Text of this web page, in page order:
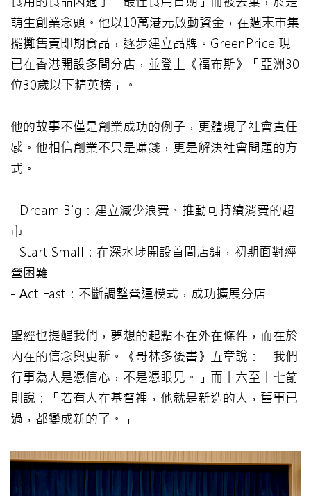
萌生創業念頭。他以10萬港元啟動資金，在週末市集
擺攤售賣即期食品，逐步建立品牌。GreenPrice 現
已在香港開設多間分店，並登上《福布斯》「亞洲30
位30歲以下精英榜」。
他的故事不僅是創業成功的例子，更體現了社會責任
感。他相信創業不只是賺錢，更是解決社會問題的方
式。
- Dream Big：建立減少浪費、推動可持續消費的超
市
- Start Small：在深水埗開設首間店鋪，初期面對經
營困難
- Act Fast：不斷調整營運模式，成功擴展分店
聖經也提醒我們，夢想的起點不在外在條件，而在於
內在的信念與更新。《哥林多後書》五章說：「我們
行事為人是憑信心，不是憑眼見。」而十六至十七節
則說：「若有人在基督裡，他就是新造的人，舊事已
過，都變成新的了。」